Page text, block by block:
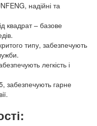
надійні та
квадрат – базове
типу, забезпечують
легкість і
забезпечують гарне